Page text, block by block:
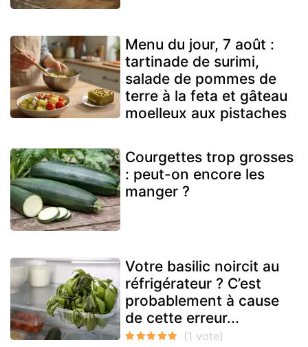
Menu du jour, 7 août :
tartinade de surimi,
salade de pommes de
terre à la feta et gâteau
moelleux aux pistaches
Courgettes trop grosses
: peut-on encore les
manger ?
Votre basilic noircit au
réfrigérateur ? C’est
probablement à cause
de cette erreur...